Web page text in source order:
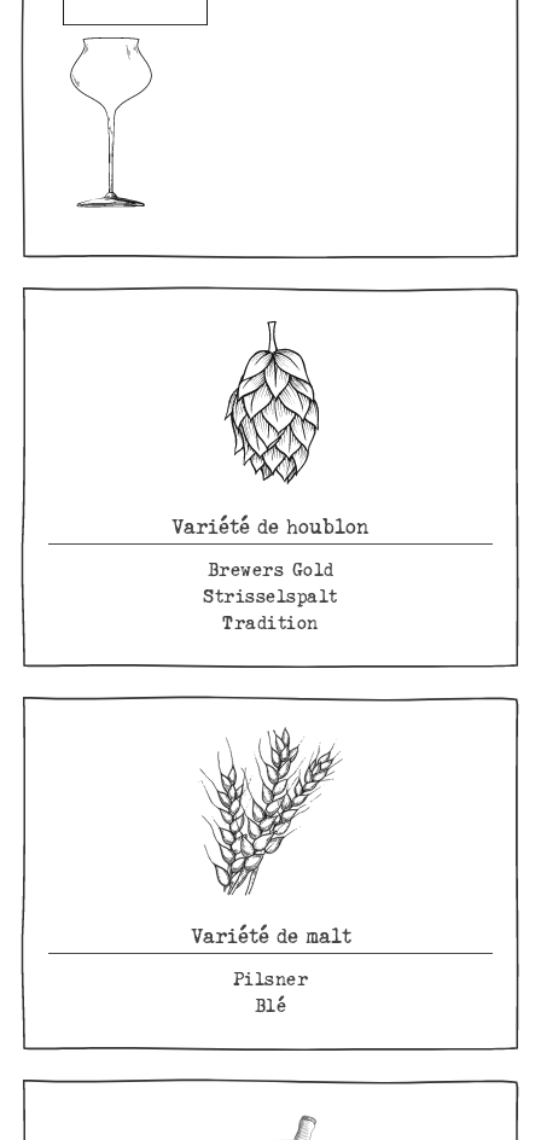
Variété de houblon
Brewers Gold
Strisselspalt
Tradition
Variété de malt
Pilsner
Blé